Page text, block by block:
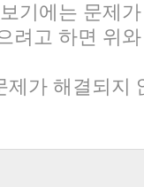
기에는 문제
려고 하면 위
제가 해결되지